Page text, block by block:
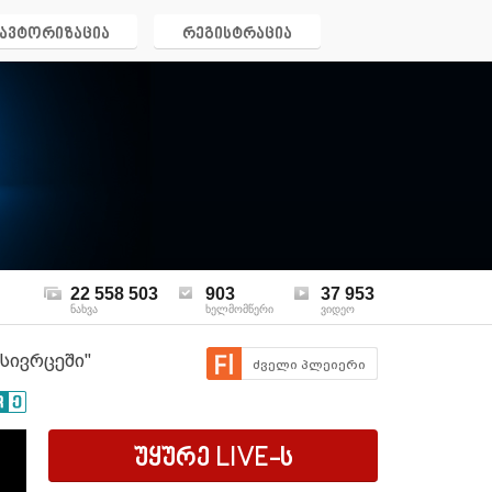
ავტორიზაცია რეგისტრაცია
22 558 503
ნახვა
903
ხელმომწერი
37 953
ვიდეო
ძველი პლეიერი
უყურე LIVE-ს